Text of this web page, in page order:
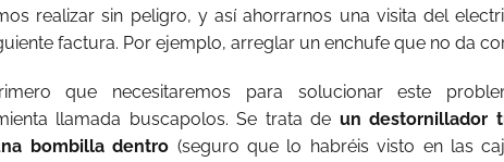
realizar sin peligro, y así ahorrarnos una visita del
factura. Por ejemplo, arreglar un enchufe que no da
que necesitaremos para solucionar este
llamada buscapolos. Se trata de un destornillador
bombilla dentro (seguro que lo habréis visto en las